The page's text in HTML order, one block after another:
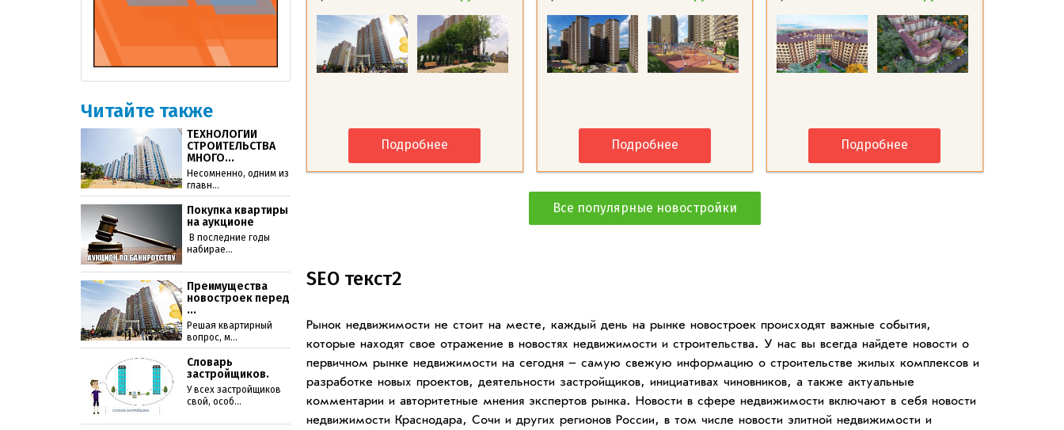
Читайте также
ТЕХНОЛОГИИ
СТРОИТЕЛЬСТВА
МНОГО...
Несомненно, одним из
главн...
Покупка квартиры
на аукционе
В последние годы
набирае...
Преимущества
новостроек перед
...
Решая квартирный
вопрос, м...
Словарь
застройщиков.
У всех застройщиков
свой, особ...
Подробнее Подробнее Подробнее
Все популярные новостройки
SEO текст2
Рынок недвижимости не стоит на месте, каждый день на рынке новостроек происходят важные события,
которые находят свое отражение в новостях недвижимости и строительства. У нас вы всегда найдете новости о
первичном рынке недвижимости на сегодня – самую свежую информацию о строительстве жилых комплексов и
разработке новых проектов, деятельности застройщиков, инициативах чиновников, а также актуальные
комментарии и авторитетные мнения экспертов рынка. Новости в сфере недвижимости включают в себя новости
недвижимости Краснодара, Сочи и других регионов России, в том числе новости элитной недвижимости и